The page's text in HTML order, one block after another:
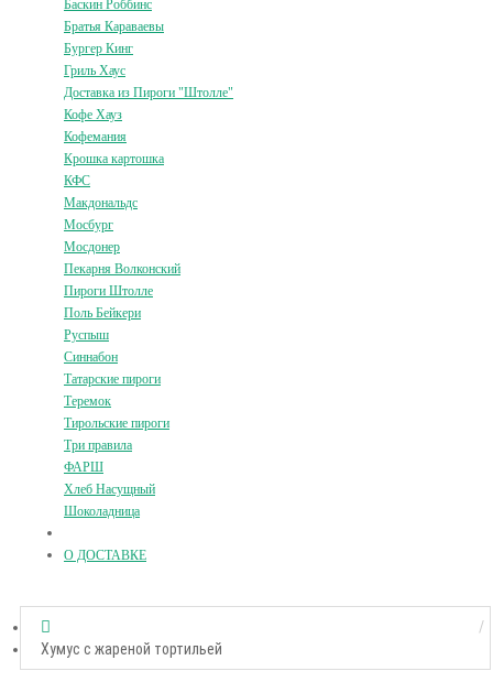
Баскин Роббинс
Братья Караваевы
Бургер Кинг
Гриль Хаус
Доставка из Пироги "Штолле"
Кофе Хауз
Кофемания
Крошка картошка
КФС
Макдональдс
Мосбург
Мосдонер
Пекарня Волконский
Пироги Штолле
Поль Бейкери
Руспыш
Синнабон
Татарские пироги
Теремок
Тирольские пироги
Три правила
ФАРШ
Хлеб Насущный
Шоколадница
О ДОСТАВКЕ
Хумус с жареной тортильей